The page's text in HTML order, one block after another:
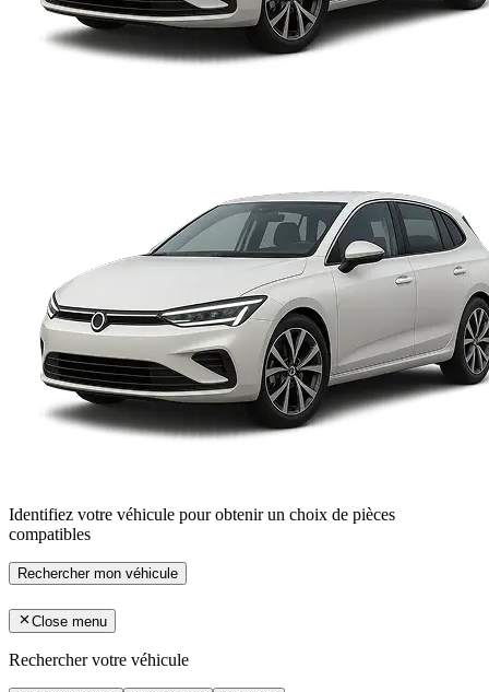
Identifiez votre véhicule pour obtenir un choix de pièces
compatibles
Rechercher mon véhicule
Close menu
Rechercher votre véhicule